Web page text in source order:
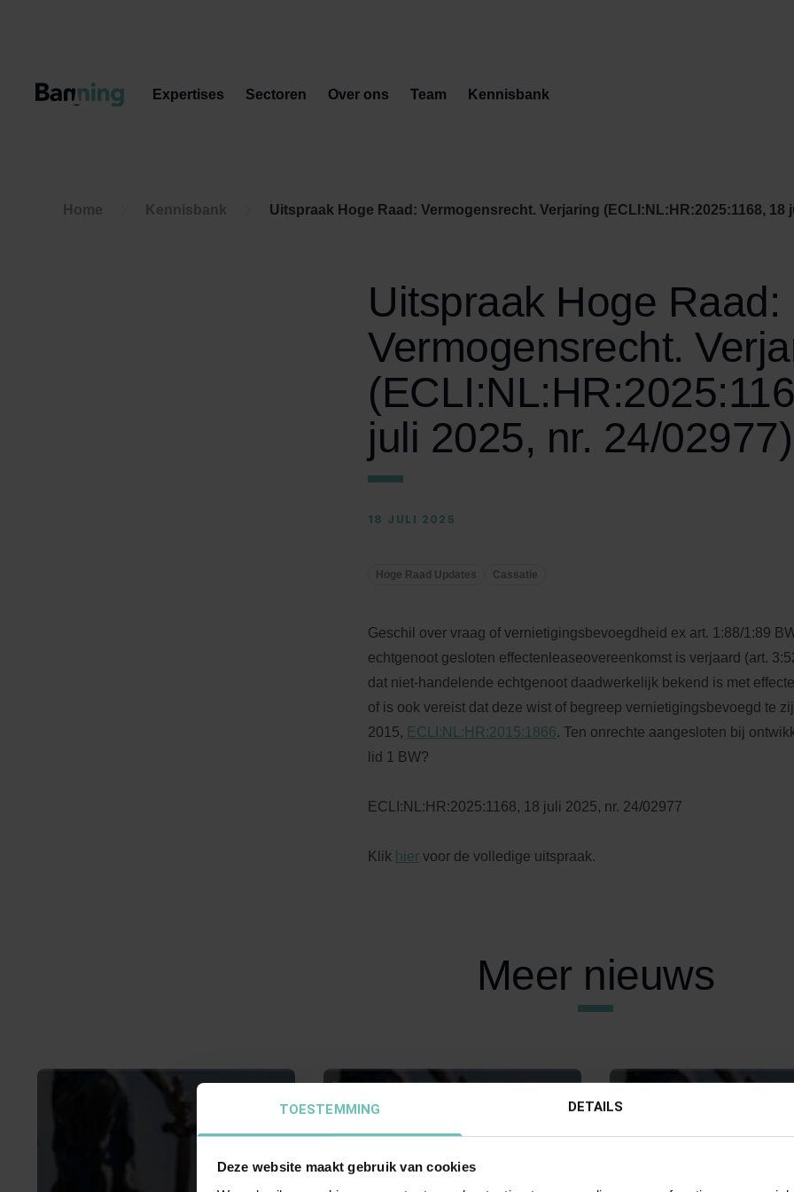
TOESTEMMING DETAILS
Deze website maakt gebruik van cookies
Expertises Sectoren Over ons Team Kennisbank
Home Kennisbank Uitspraak Hoge Raad: Vermogensrecht. Verjaring (ECLI:NL:HR:2025:1168, 18
Uitspraak Hoge Raad:
Vermogensrecht.
juli 2025, nr. 24/02977)
18 JULI 2025
Hoge Raad Updates Cassatie
Geschil over vraag of vernietigingsbevoegdheid ex art. 1:88/1:89
echtgenoot gesloten effectenleaseovereenkomst is verjaard (art.
dat niet-handelende echtgenoot daadwerkelijk bekend is met
of is ook vereist dat deze wist of begreep vernietigingsbevoegd te
2015, ECLI:NL:HR:2015:1866. Ten onrechte aangesloten bij
lid 1 BW?
ECLI:NL:HR:2025:1168, 18 juli 2025, nr. 24/02977
Klik hier voor de volledige uitspraak.
Meer nieuws